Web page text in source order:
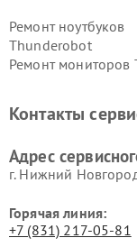
Ремонт ноутбуков
Thunderobot
Ремонт мониторов
Контакты
Адрес
г. Нижний
Горячая линия:
+7 (831) 217-05-81